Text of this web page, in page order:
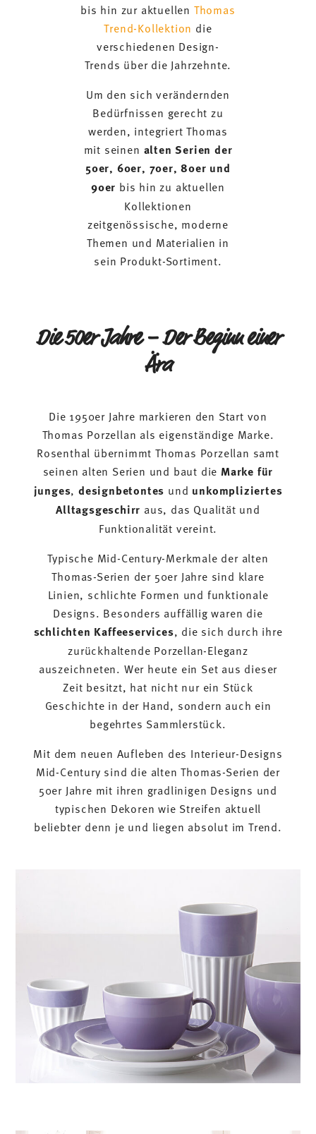
bis hin zur aktuellen Thomas
Trend-Kollektion die
verschiedenen Design-
Trends über die Jahrzehnte.
Um den sich verändernden
Bedürfnissen gerecht zu
werden, integriert Thomas
mit seinen alten Serien der
50er, 60er, 70er, 80er und
90er bis hin zu aktuellen
Kollektionen
zeitgenössische, moderne
Themen und Materialien in
sein Produkt-Sortiment.
Die 50er Jahre – Der Beginn einer
Ära
Die 1950er Jahre markieren den Start von
Thomas Porzellan als eigenständige Marke.
Rosenthal übernimmt Thomas Porzellan samt
seinen alten Serien und baut die Marke für
junges, designbetontes und unkompliziertes
Alltagsgeschirr aus, das Qualität und
Funktionalität vereint.
Typische Mid-Century-Merkmale der alten
Thomas-Serien der 50er Jahre sind klare
Linien, schlichte Formen und funktionale
Designs. Besonders auffällig waren die
schlichten Kaffeeservices, die sich durch ihre
zurückhaltende Porzellan-Eleganz
auszeichneten. Wer heute ein Set aus dieser
Zeit besitzt, hat nicht nur ein Stück
Geschichte in der Hand, sondern auch ein
begehrtes Sammlerstück.
Mit dem neuen Aufleben des Interieur-Designs
Mid-Century sind die alten Thomas-Serien der
50er Jahre mit ihren gradlinigen Designs und
typischen Dekoren wie Streifen aktuell
beliebter denn je und liegen absolut im Trend.